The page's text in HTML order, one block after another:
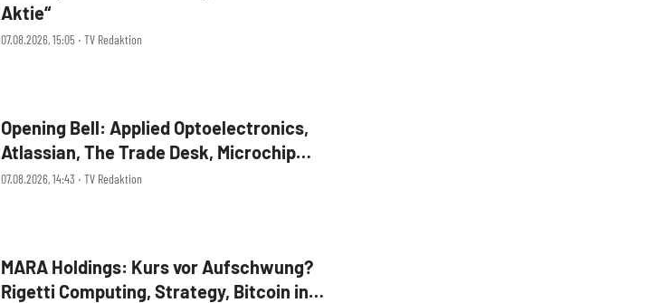
07.08.2026, 15:05 ‧ TV Redaktion
Aktie“
07.08.2026, 14:43 ‧ TV Redaktion
Opening Bell: Applied Optoelectronics,
Atlassian, The Trade Desk, Microchip
Technology, Alphabet, Airbnb, Western
MARA Holdings: Kurs vor Aufschwung?
Rigetti Computing, Strategy, Bitcoin in